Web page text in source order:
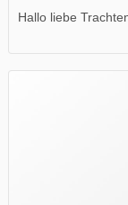
Hallo liebe
Wir wünschen